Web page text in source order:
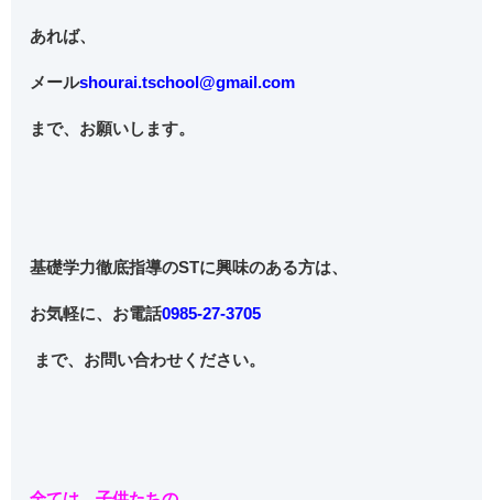
あれば、
メールshourai.tschool@gmail.com
まで、お願いします。
基礎学力徹底指導のSTに興味のある方は、
お気軽に、 お電話0985-27-3705
まで、お問い合わせください。